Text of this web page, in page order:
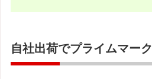
自社出荷でプライムマー